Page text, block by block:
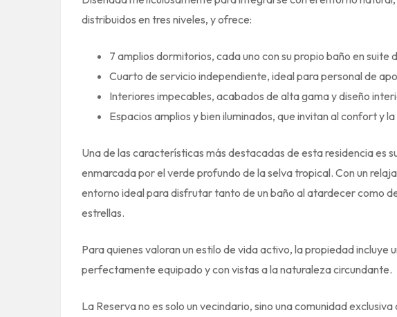
distribuidos en tres niveles, y ofrece:
7 amplios dormitorios, cada uno con su propio baño en suite
Cuarto de servicio independiente, ideal para personal de
Interiores impecables, acabados de alta gama y diseño
Espacios amplios y bien iluminados, que invitan al confort y
Una de las características más destacadas de esta residencia es
enmarcada por el verde profundo de la selva tropical. Con un
entorno ideal para disfrutar tanto de un baño al atardecer como
estrellas.
Para quienes valoran un estilo de vida activo, la propiedad
perfectamente equipado y con vistas a la naturaleza circundante.
La Reserva no es solo un vecindario, sino una comunidad